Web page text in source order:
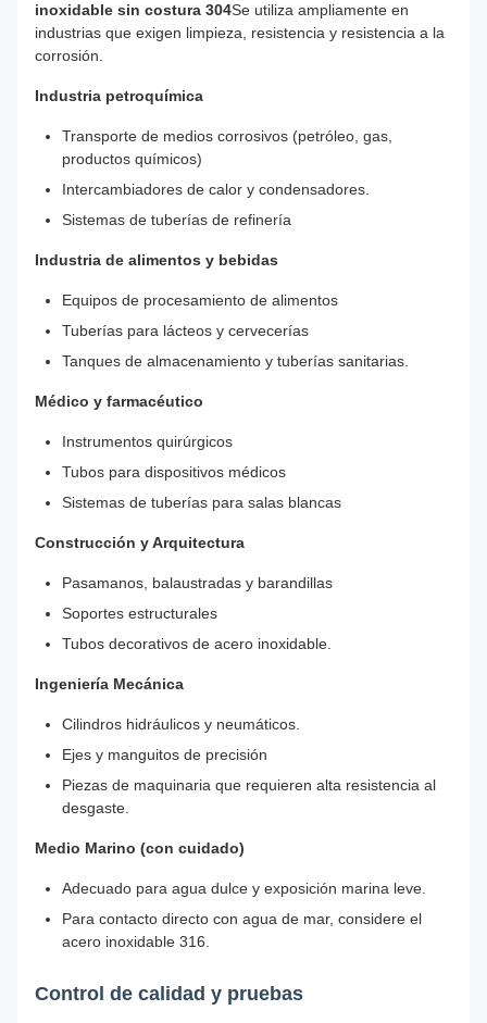
inoxidable sin costura 304Se utiliza ampliamente en
industrias que exigen limpieza, resistencia y resistencia a la
corrosión.
Industria petroquímica
Transporte de medios corrosivos (petróleo, gas,
productos químicos)
Intercambiadores de calor y condensadores.
Sistemas de tuberías de refinería
Industria de alimentos y bebidas
Equipos de procesamiento de alimentos
Tuberías para lácteos y cervecerías
Tanques de almacenamiento y tuberías sanitarias.
Médico y farmacéutico
Instrumentos quirúrgicos
Tubos para dispositivos médicos
Sistemas de tuberías para salas blancas
Construcción y Arquitectura
Pasamanos, balaustradas y barandillas
Soportes estructurales
Tubos decorativos de acero inoxidable.
Ingeniería Mecánica
Cilindros hidráulicos y neumáticos.
Ejes y manguitos de precisión
Piezas de maquinaria que requieren alta resistencia al
desgaste.
Medio Marino (con cuidado)
Adecuado para agua dulce y exposición marina leve.
Para contacto directo con agua de mar, considere el
acero inoxidable 316.
Control de calidad y pruebas